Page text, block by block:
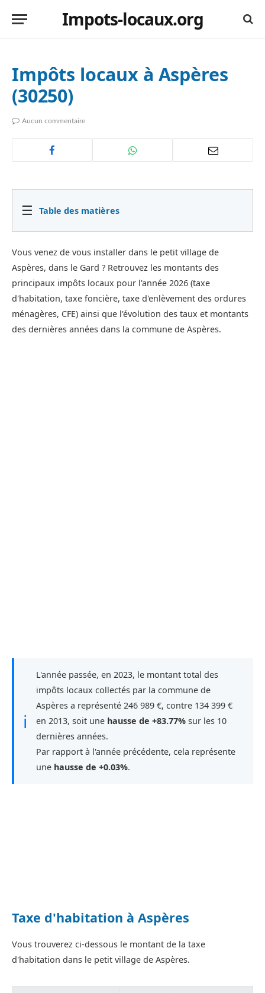
Impots-locaux.org
Impôts locaux à Aspères
(30250)
Aucun commentaire
☰ Table des matières
Vous venez de vous installer dans le petit village de
Aspères, dans le Gard ? Retrouvez les montants des
principaux impôts locaux pour l'année 2026 (taxe
d'habitation, taxe foncière, taxe d'enlèvement des ordures
ménagères, CFE) ainsi que l'évolution des taux et montants
des dernières années dans la commune de Aspères.
ℹ
L'année passée, en 2023, le montant total des
impôts locaux collectés par la commune de
Aspères a représenté 246 989 €, contre 134 399 €
en 2013, soit une hausse de +83.77% sur les 10
dernières années.
Par rapport à l'année précédente, cela représente
une hausse de +0.03%.
Taxe d'habitation à Aspères
Vous trouverez ci-dessous le montant de la taxe
d'habitation dans le petit village de Aspères.